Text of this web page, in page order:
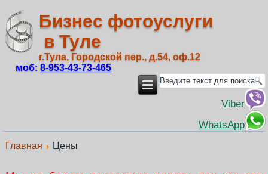
Бизнес фотоуслуги
в Туле
г.Тула, Городской пер., д.54, оф.12
моб: 8‑953‑43‑73‑465
Viber
WhatsApp
Главная Цены